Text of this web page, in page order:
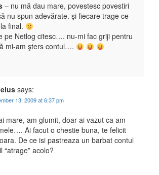
– nu mă dau mare, povestesc povestiri
nu spun adevărate. şi fiecare trage ce
final.
pe Netlog citesc…. nu-mi fac griji pentru
mi-am şters contul….
says:
13, 2009 at 6:37 pm
mare, am glumit, doar ai vazut ca am
Ai facut o chestie buna, te felicit
De ce isi pastreaza un barbat contul
“atrage” acolo?